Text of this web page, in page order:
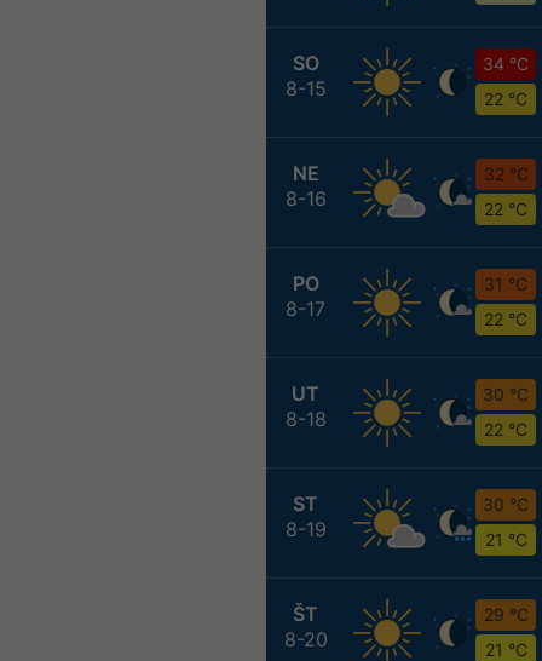
SO
8-15
34 °C
22 °C
NE
8-16
32 °C
22 °C
PO
8-17
31 °C
22 °C
UT
8-18
30 °C
22 °C
ST
8-19
30 °C
21 °C
ŠT
8-20
29 °C
21 °C